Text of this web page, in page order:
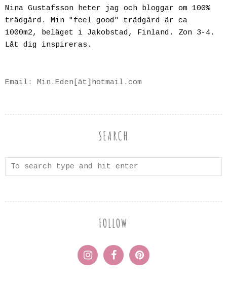
Nina Gustafsson heter jag och bloggar om 100%
trädgård. Min "feel good" trädgård är ca
1000m2, beläget i Jakobstad, Finland. Zon 3-4.
Låt dig inspireras.
Email: Min.Eden[ät]hotmail.com
SEARCH
FOLLOW